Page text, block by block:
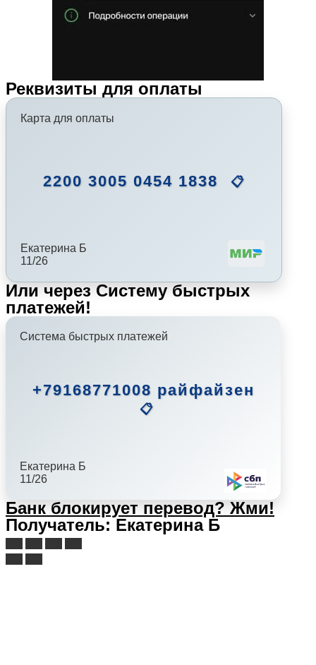
Реквизиты для оплаты
Карта для оплаты
2200 3005 0454 1838 📋
Екатерина Б
11/26
Или через Систему быстрых
платежей!
Система быстрых платежей
+79168771008 райфайзен
📋
Екатерина Б
11/26
Банк блокирует перевод? Жми!
Получатель: Екатерина Б